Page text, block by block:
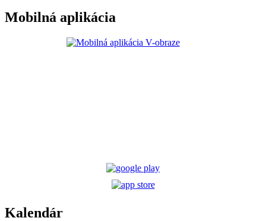
Mobilná aplikácia
Kalendár